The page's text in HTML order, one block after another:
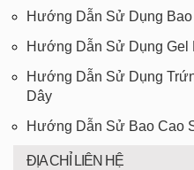
Hướng Dẫn Sử Dụng
Hướng Dẫn Sử Dụng Gel
Hướng Dẫn Sử Dụng
Dây
Hướng Dẫn Sử Bao Cao
ĐỊA CHỈ LIÊN HỆ